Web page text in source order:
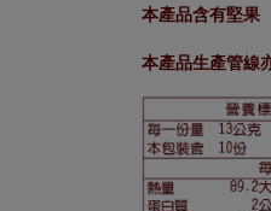
本產品含有堅果
本產品生產管線